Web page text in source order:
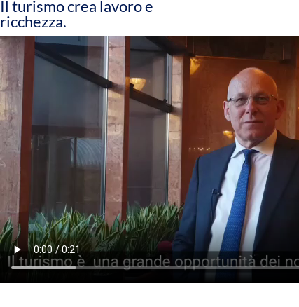
Il turismo crea lavoro e
ricchezza.